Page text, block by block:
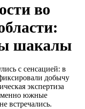
во
шакалы
с сенсацией: в
добычу
экспертиза
южные
встречались.